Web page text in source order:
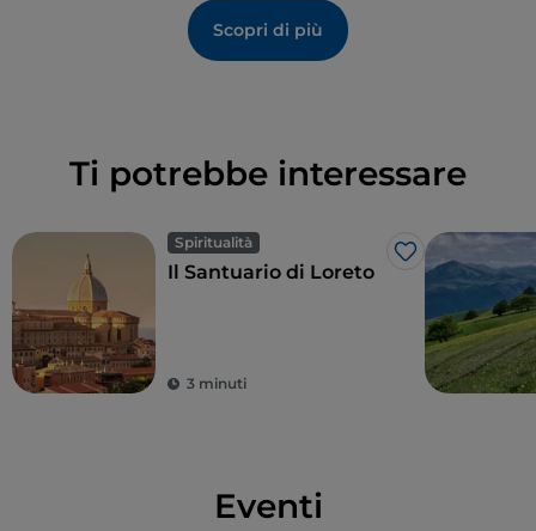
Scopri di più
Ti potrebbe interessare
Spiritualità
Like
Il Santuario di Loreto
3 minuti
Eventi